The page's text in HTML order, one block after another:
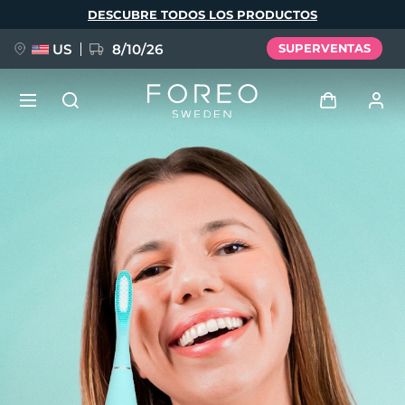
DESCUBRE TODOS LOS PRODUCTOS
US 8/10/26 SUPERVENTAS
Perfil de usuario
Mis dispositivos
Mis pedidos
Mis direcciones
Mis suscripciones
FAQ™ Pure Beauty-Tech Elixir
BREAKING NEWS
issa™ Teeth Whitening Set
Deutsch
Español
Français
Italiano
Português
Svenska
Русский
简体中文 繁體中文